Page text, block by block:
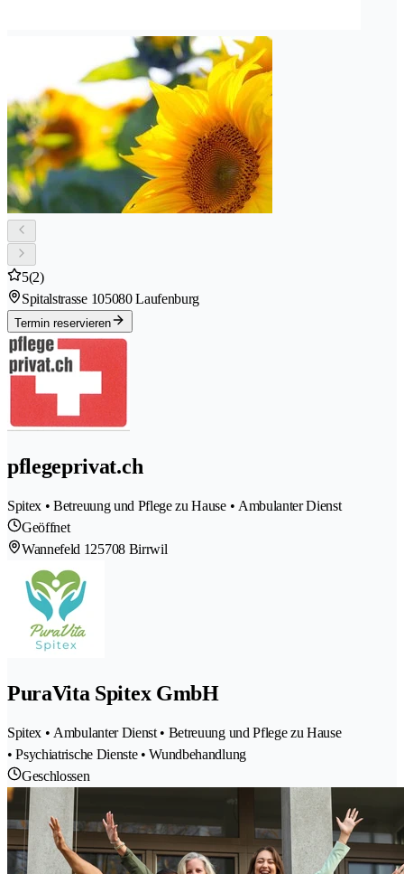
5(2)
Spitalstrasse 105080 Laufenburg
Termin reservieren
pflegeprivat.ch
Spitex • Betreuung und Pflege zu Hause • Ambulanter Dienst
Geöffnet
Wannefeld 125708 Birrwil
PuraVita Spitex GmbH
Spitex • Ambulanter Dienst • Betreuung und Pflege zu Hause
• Psychiatrische Dienste • Wundbehandlung
Geschlossen